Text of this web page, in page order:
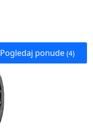
Pogledaj ponude (4)